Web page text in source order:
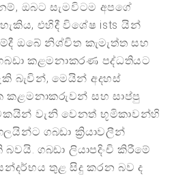
ඔබට සැමවිටම අපගේ
එහිදී විශේෂ ists යින්
ඔබේ නිශ්චිත කැමැත්ත සහ
කළමනාකරණ පද්ධතියට
බැවින්, මෙයින් අදහස්
කළමනාකරුවන් සහ සාප්පු
වැනි වෙනත් භූමිකාවන්හි
ගබඩා ක්‍රියාවලීන්
ගබඩා ලියාපදිංචි කිරීමේ
තුළ සිදු කරන බව ද